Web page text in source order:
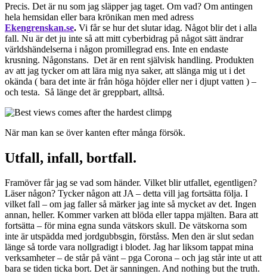
Precis. Det är nu som jag släpper jag taget. Om vad? Om antingen
hela hemsidan eller bara krönikan men med adress
Ekengrenskan.se. Vi får se hur det slutar idag. Något blir det i alla
fall. Nu är det ju inte så att mitt cyberbidrag på något sätt ändrar
världshändelserna i någon promillegrad ens. Inte en endaste
krusning. Någonstans. Det är en rent självisk handling. Produkten
av att jag tycker om att lära mig nya saker, att slänga mig ut i det
okända ( bara det inte är från höga höjder eller ner i djupt vatten ) –
och testa. Så länge det är greppbart, alltså.
När man kan se över kanten efter många försök.
Utfall, infall, bortfall.
Framöver får jag se vad som händer. Vilket blir utfallet, egentligen?
Läser någon? Tycker någon att JA – detta vill jag fortsätta följa. I
vilket fall – om jag faller så märker jag inte så mycket av det. Ingen
annan, heller. Kommer varken att blöda eller tappa mjälten. Bara att
fortsätta – för mina egna sunda vätskors skull. De vätskorna som
inte är utspädda med jordgubbsgin, förståss. Men den är slut sedan
länge så torde vara nollgradigt i blodet. Jag har liksom tappat mina
verksamheter – de står på vänt – pga Corona – och jag står inte ut att
bara se tiden ticka bort. Det är sanningen. And nothing but the truth.